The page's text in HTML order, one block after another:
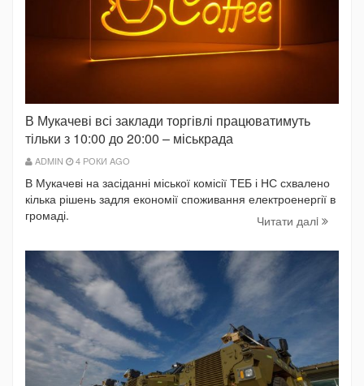
В Мукачеві всі заклади торгівлі працюватимуть
тільки з 10:00 до 20:00 – міськрада
ADMIN 4 РОКИ AGO
В Мукачеві на засіданні міської комісії ТЕБ і НС схвалено
кілька рішень задля економії споживання електроенергії в
громаді.
Читати далi